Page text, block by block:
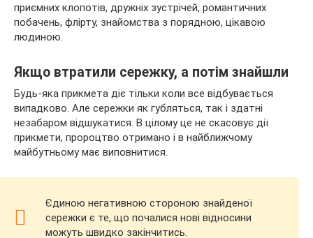
приємних клопотів, дружніх зустрічей, романтичних
побачень, флірту, знайомства з порядною, цікавою
людиною.
Якщо втратили сережку, а потім знайшли
Будь-яка прикмета діє тільки коли все відбувається
випадково. Але сережки як губляться, так і здатні
незабаром відшукатися. В цілому це не скасовує дії
прикмети, пророцтво отримано і в найближчому
майбутньому має виповнитися.
Єдиною негативною стороною знайденої
сережки є те, що почалися нові відносини
можуть швидко закінчитись.